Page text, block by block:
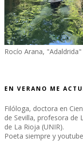
Rocío Arana, "Adaldrida"
EN VERANO ME
Filóloga, doctora en
de Sevilla, profesora de
de La Rioja (UNIR).
Poeta siempre y